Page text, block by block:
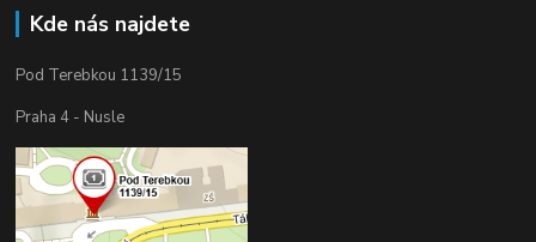
Kde nás najdete
Pod Terebkou 1139/15
Praha 4 - Nusle